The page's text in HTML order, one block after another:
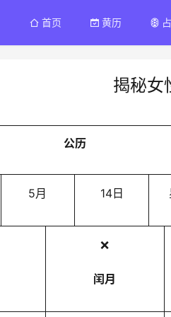
首页 黄历
揭秘女
公历
5月 14日
❌
闰月